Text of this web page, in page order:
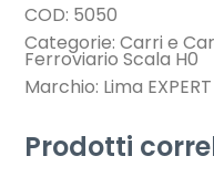
COD: 5050
Categorie:Carri e
Ferroviario Scala H0
Marchio: Lima EXPERT
Prodotti